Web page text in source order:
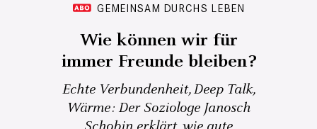
GEMEINSAM DURCHS LEBEN
Wie können wir für
immer Freunde bleiben?
Echte Verbundenheit, Deep Talk,
Wärme: Der Soziologe Janosch